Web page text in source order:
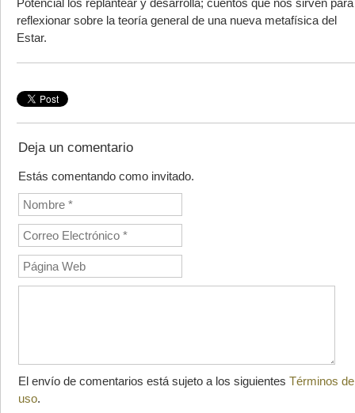
Potencial los replantear y desarrolla; cuentos que nos sirven para
reflexionar sobre la teoría general de una nueva metafísica del
Estar.
Deja un comentario
Estás comentando como invitado.
El envío de comentarios está sujeto a los siguientes Términos de
uso.